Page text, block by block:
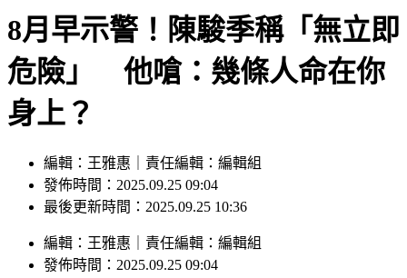
8月早示警！陳駿季稱「無立即
危險」 他嗆：幾條人命在你
身上？
編輯：王雅惠｜責任編輯：編輯組
發佈時間：2025.09.25 09:04
最後更新時間：2025.09.25 10:36
編輯 ： 王雅惠 責任編輯 ： 編輯組
發佈時間： 2025.09.25 09:04